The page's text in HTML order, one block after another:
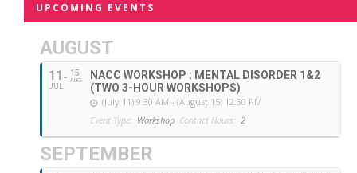
UPCOMING EVENTS
AUGUST
11
JUL
15
AUG
NACC WORKSHOP : MENTAL DISORDER 1&2
(TWO 3-HOUR WORKSHOPS)
(July 11) 9:30 AM - (August 15) 12:30 PM
Event Type: Workshop Contact Hours: 2
SEPTEMBER